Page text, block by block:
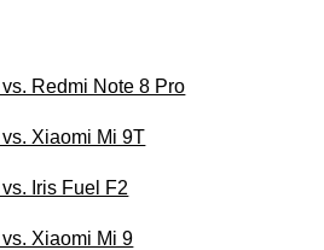
Redmi Note 8 Pro
Xiaomi Mi 9T
Iris Fuel F2
Xiaomi Mi 9